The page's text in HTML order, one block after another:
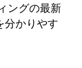
ングの最新
分かりやす